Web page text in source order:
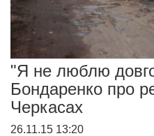
"Я не люблю
Бондаренко про
Черкасах
26.11.15 13:20